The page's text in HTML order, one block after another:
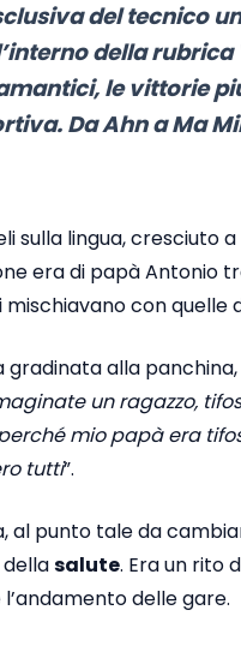
del tecnico
della
le vittorie
Da Ahn a Ma
sulla lingua, cresciuto
era di papà
con quelle
alla
un ragazzo,
mio papà era
tutti”.
al punto tale da
salute. Era un rito
delle gare.